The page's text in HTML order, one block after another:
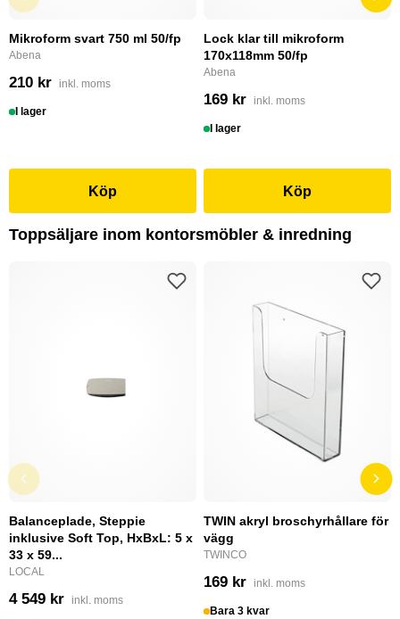
Mikroform svart 750 ml 50/fp
Abena
210 kr inkl. moms
I lager
Köp
Lock klar till mikroform
170x118mm 50/fp
Abena
169 kr inkl. moms
I lager
Köp
Toppsäljare inom kontorsmöbler & inredning
Balanceplade, Steppie
inklusive Soft Top, HxBxL: 5 x
33 x 59...
LOCAL
4 549 kr inkl. moms
TWIN akryl broschyrhållare för
vägg
TWINCO
169 kr inkl. moms
Bara 3 kvar